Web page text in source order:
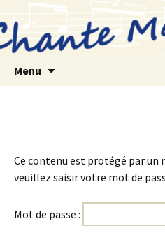
au
contenu
Menu
Ce contenu est protégé par un
veuillez saisir votre mot de
Mot de passe :